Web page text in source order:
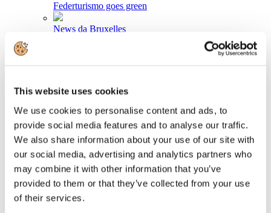
This website uses cookies
We use cookies to personalise content and ads, to
provide social media features and to analyse our traffic.
We also share information about your use of our site with
our social media, advertising and analytics partners who
may combine it with other information that you’ve
provided to them or that they’ve collected from your use
of their services.
Federturismo goes green
News da Bruxelles
Newsletter
Video
Articoli e Interviste
Contatti
Tel. +39 320 57 80 986
Email segreteria@federturismo.it